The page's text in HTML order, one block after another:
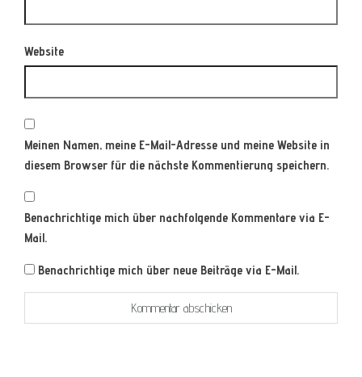
Website
Meinen Namen, meine E-Mail-Adresse und meine Website in
diesem Browser für die nächste Kommentierung speichern.
Benachrichtige mich über nachfolgende Kommentare via E-
Mail.
Benachrichtige mich über neue Beiträge via E-Mail.